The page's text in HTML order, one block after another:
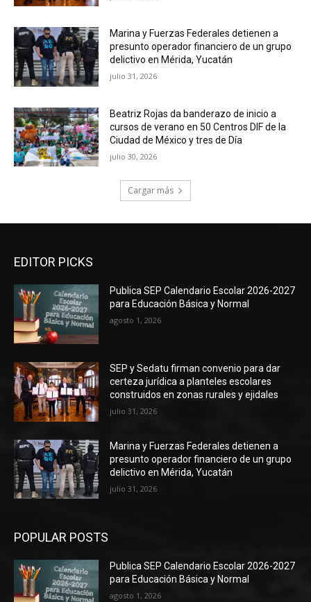
Marina y Fuerzas Federales detienen a
presunto operador financiero de un grupo
delictivo en Mérida, Yucatán
julio 31, 2026
Beatriz Rojas da banderazo de inicio a
cursos de verano en 50 Centros DIF de la
Ciudad de México y tres de Día
julio 30, 2026
Cargar más
EDITOR PICKS
Publica SEP Calendario Escolar 2026-2027
para Educación Básica y Normal
agosto 1, 2026
SEP y Sedatu firman convenio para dar
certeza jurídica a planteles escolares
construidos en zonas rurales y ejidales
julio 31, 2026
Marina y Fuerzas Federales detienen a
presunto operador financiero de un grupo
delictivo en Mérida, Yucatán
julio 31, 2026
POPULAR POSTS
Publica SEP Calendario Escolar 2026-2027
para Educación Básica y Normal
agosto 1, 2026